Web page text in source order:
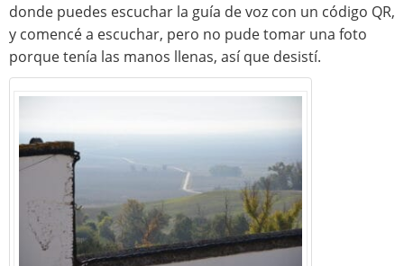
donde puedes escuchar la guía de voz con un código QR,
y comencé a escuchar, pero no pude tomar una foto
porque tenía las manos llenas, así que desistí.